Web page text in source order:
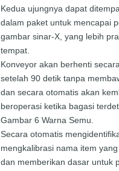
Kedua ujungnya dapat
dalam paket untuk mencapai
gambar sinar-X, yang lebih
tempat.
Konveyor akan berhenti
setelah 90 detik tanpa
dan secara otomatis akan
beroperasi ketika bagasi
Gambar 6 Warna Semu.
Secara otomatis
mengkalibrasi nama item yang
dan memberikan dasar untuk